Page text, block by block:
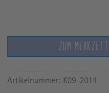
ZUM
Artikelnummer: K09-2014